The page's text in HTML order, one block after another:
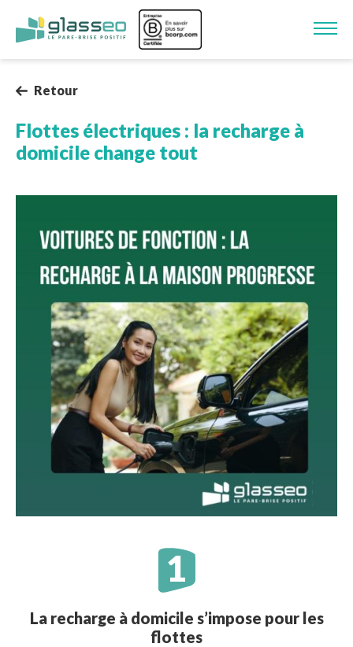
Aller au contenu principal
Image
Retour
Flottes électriques : la recharge à
domicile change tout
La recharge à domicile s’impose pour les
flottes